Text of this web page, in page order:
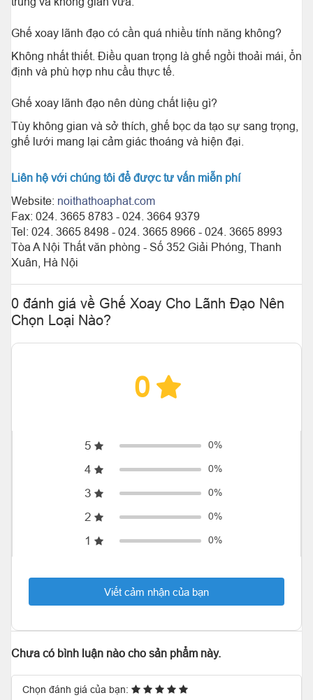
Ghế xoay lãnh đạo có cần quá nhiều tính năng không?
Không nhất thiết. Điều quan trọng là ghế ngồi thoải mái, ổn
định và phù hợp nhu cầu thực tế.
Ghế xoay lãnh đạo nên dùng chất liệu gì?
Tùy không gian và sở thích, ghế bọc da tạo sự sang trọng,
ghế lưới mang lại cảm giác thoáng và hiện đại.
Liên hệ với chúng tôi để được tư vấn miễn phí
Website: noithathoaphat.com
Fax: 024. 3665 8783 - 024. 3664 9379
Tel: 024. 3665 8498 - 024. 3665 8966 - 024. 3665 8993
Tòa A Nội Thất văn phòng - Số 352 Giải Phóng, Thanh
Xuân, Hà Nội
0 đánh giá về Ghế Xoay Cho Lãnh Đạo Nên
Chọn Loại Nào?
0
5 0%
4 0%
3 0%
2 0%
1 0%
Viết cảm nhận của bạn
Chưa có bình luận nào cho sản phẩm này.
Chọn đánh giá của bạn: